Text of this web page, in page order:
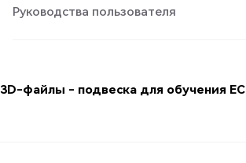
Руководства пользователя
3D-файлы - подвеска для обучения EC